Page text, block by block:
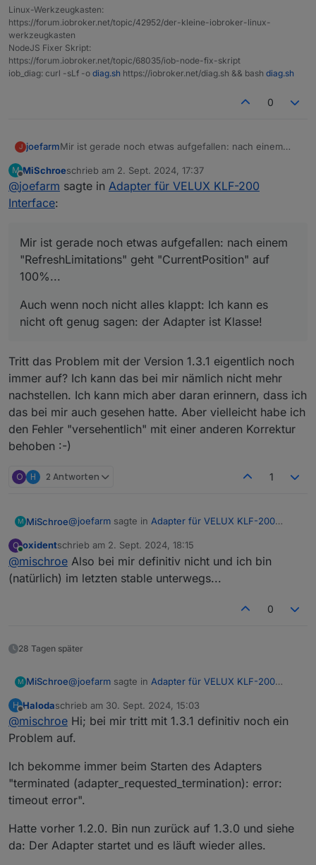
Linux-Werkzeugkasten:
https://forum.iobroker.net/topic/42952/der-kleine-iobroker-linux-
werkzeugkasten
NodeJS Fixer Skript:
https://forum.iobroker.net/topic/68035/iob-node-fix-skript
iob_diag: curl -sLf -o diag.sh https://iobroker.net/diag.sh && bash diag.sh
0
J joefarmMir ist gerade noch etwas aufgefallen: nach einem
100%...
Auch wenn noch nicht alles klappt: Ich kann es nicht
oft genug sagen: der Adapter ist Klasse!
M
Offline
MiSchroeschrieb am 2. Sept. 2024, 17:37
zuletzt editiert von
@joefarm sagte in Adapter für VELUX KLF-200
Interface:
Mir ist gerade noch etwas aufgefallen: nach einem
"RefreshLimitations" geht "CurrentPosition" auf
100%...
Auch wenn noch nicht alles klappt: Ich kann es
nicht oft genug sagen: der Adapter ist Klasse!
Tritt das Problem mit der Version 1.3.1 eigentlich noch
immer auf? Ich kann das bei mir nämlich nicht mehr
nachstellen. Ich kann mich aber daran erinnern, dass ich
das bei mir auch gesehen hatte. Aber vielleicht habe ich
den Fehler "versehentlich" mit einer anderen Korrektur
behoben :-)
O H 2 Antworten 1
M MiSchroe@joefarm sagte in Adapter für VELUX KLF-200
Mir ist gerade noch etwas aufgefallen: nach
einem "RefreshLimitations" geht
"CurrentPosition" auf 100%...
Auch wenn noch nicht alles klappt: Ich kann es
Tritt das Problem mit der Version 1.3.1 eigentlich noch
nachstellen. Ich kann mich aber daran erinnern, dass
anderen Korrektur behoben :-)
O
Online
oxidentschrieb am 2. Sept. 2024, 18:15
zuletzt editiert von
@mischroe Also bei mir definitiv nicht und ich bin
(natürlich) im letzten stable unterwegs...
0
28 Tagen später
M MiSchroe@joefarm sagte in Adapter für VELUX KLF-200
Mir ist gerade noch etwas aufgefallen: nach
Auch wenn noch nicht alles klappt: Ich kann es
nicht oft genug sagen: der Adapter ist Klasse!
Tritt das Problem mit der Version 1.3.1 eigentlich noch
nachstellen. Ich kann mich aber daran erinnern, dass
ich das bei mir auch gesehen hatte. Aber vielleicht
habe ich den Fehler "versehentlich" mit einer
H
Offline
Halodaschrieb am 30. Sept. 2024, 15:03
zuletzt editiert von
@mischroe Hi; bei mir tritt mit 1.3.1 definitiv noch ein
Problem auf.
Ich bekomme immer beim Starten des Adapters
"terminated (adapter_requested_termination): error:
timeout error".
Hatte vorher 1.2.0. Bin nun zurück auf 1.3.0 und siehe
da: Der Adapter startet und es läuft wieder alles.